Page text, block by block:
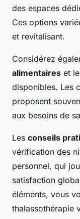
des espaces
Ces options
et revitalisant.
Considérez
alimentaires et
disponibles. Les
proposent
aux besoins de
Les conseils
vérification des
personnel, qui
satisfaction
éléments, vous
thalassothérapie